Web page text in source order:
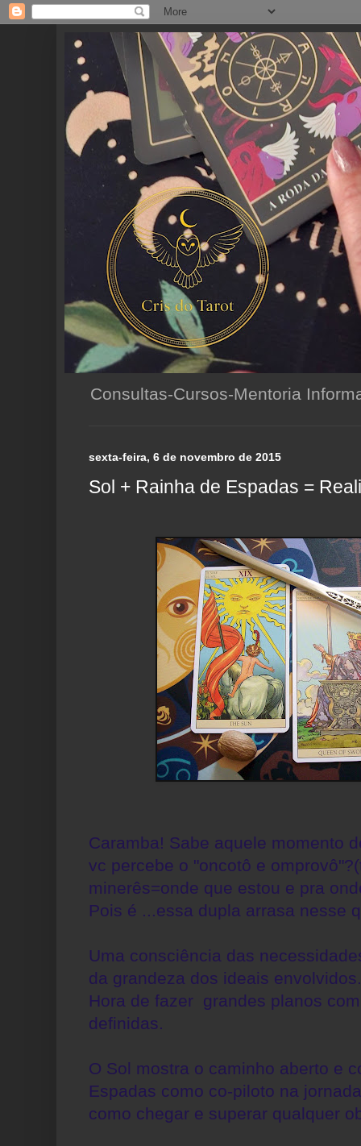
Consultas-Cursos-Mentoria
sexta-feira, 6 de novembro de 2015
Sol + Rainha de Espadas =
Caramba! Sabe aquele momento
vc percebe o "oncotô e
minerês=onde que estou e pra
Pois é ...essa dupla arrasa nesse
Uma consciência das
da grandeza dos ideais envolvidos.
Hora de fazer grandes planos
definidas.
O Sol mostra o caminho aberto e
Espadas como co-piloto na
como chegar e superar qualquer